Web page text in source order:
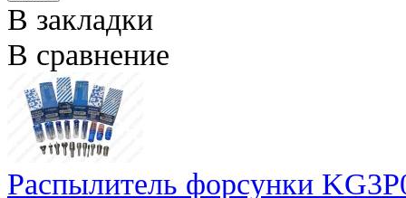
В закладки
В сравнение
Распылитель форсунки